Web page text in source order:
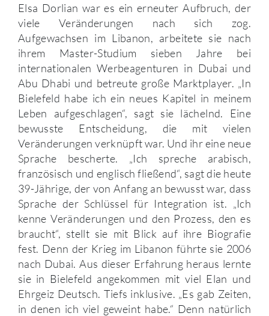
Elsa Dorlian war es ein erneuter Aufbruch, der
viele Veränderungen nach sich zog.
Aufgewachsen im Libanon, arbeitete sie nach
ihrem Master-Studium sieben Jahre bei
internationalen Werbeagenturen in Dubai und
Abu Dhabi und betreute große Marktplayer. „In
Bielefeld habe ich ein neues Kapitel in meinem
Leben aufgeschlagen“, sagt sie lächelnd. Eine
bewusste Entscheidung, die mit vielen
Veränderungen verknüpft war. Und ihr eine neue
Sprache bescherte. „Ich spreche arabisch,
französisch und englisch fließend“, sagt die heute
39-Jährige, der von Anfang an bewusst war, dass
Sprache der Schlüssel für Integration ist. „Ich
kenne Veränderungen und den Prozess, den es
braucht“, stellt sie mit Blick auf ihre Biografie
fest. Denn der Krieg im Libanon führte sie 2006
nach Dubai. Aus dieser Erfahrung heraus lernte
sie in Bielefeld angekommen mit viel Elan und
Ehrgeiz Deutsch. Tiefs inklusive. „Es gab Zeiten,
in denen ich viel geweint habe.“ Denn natürlich